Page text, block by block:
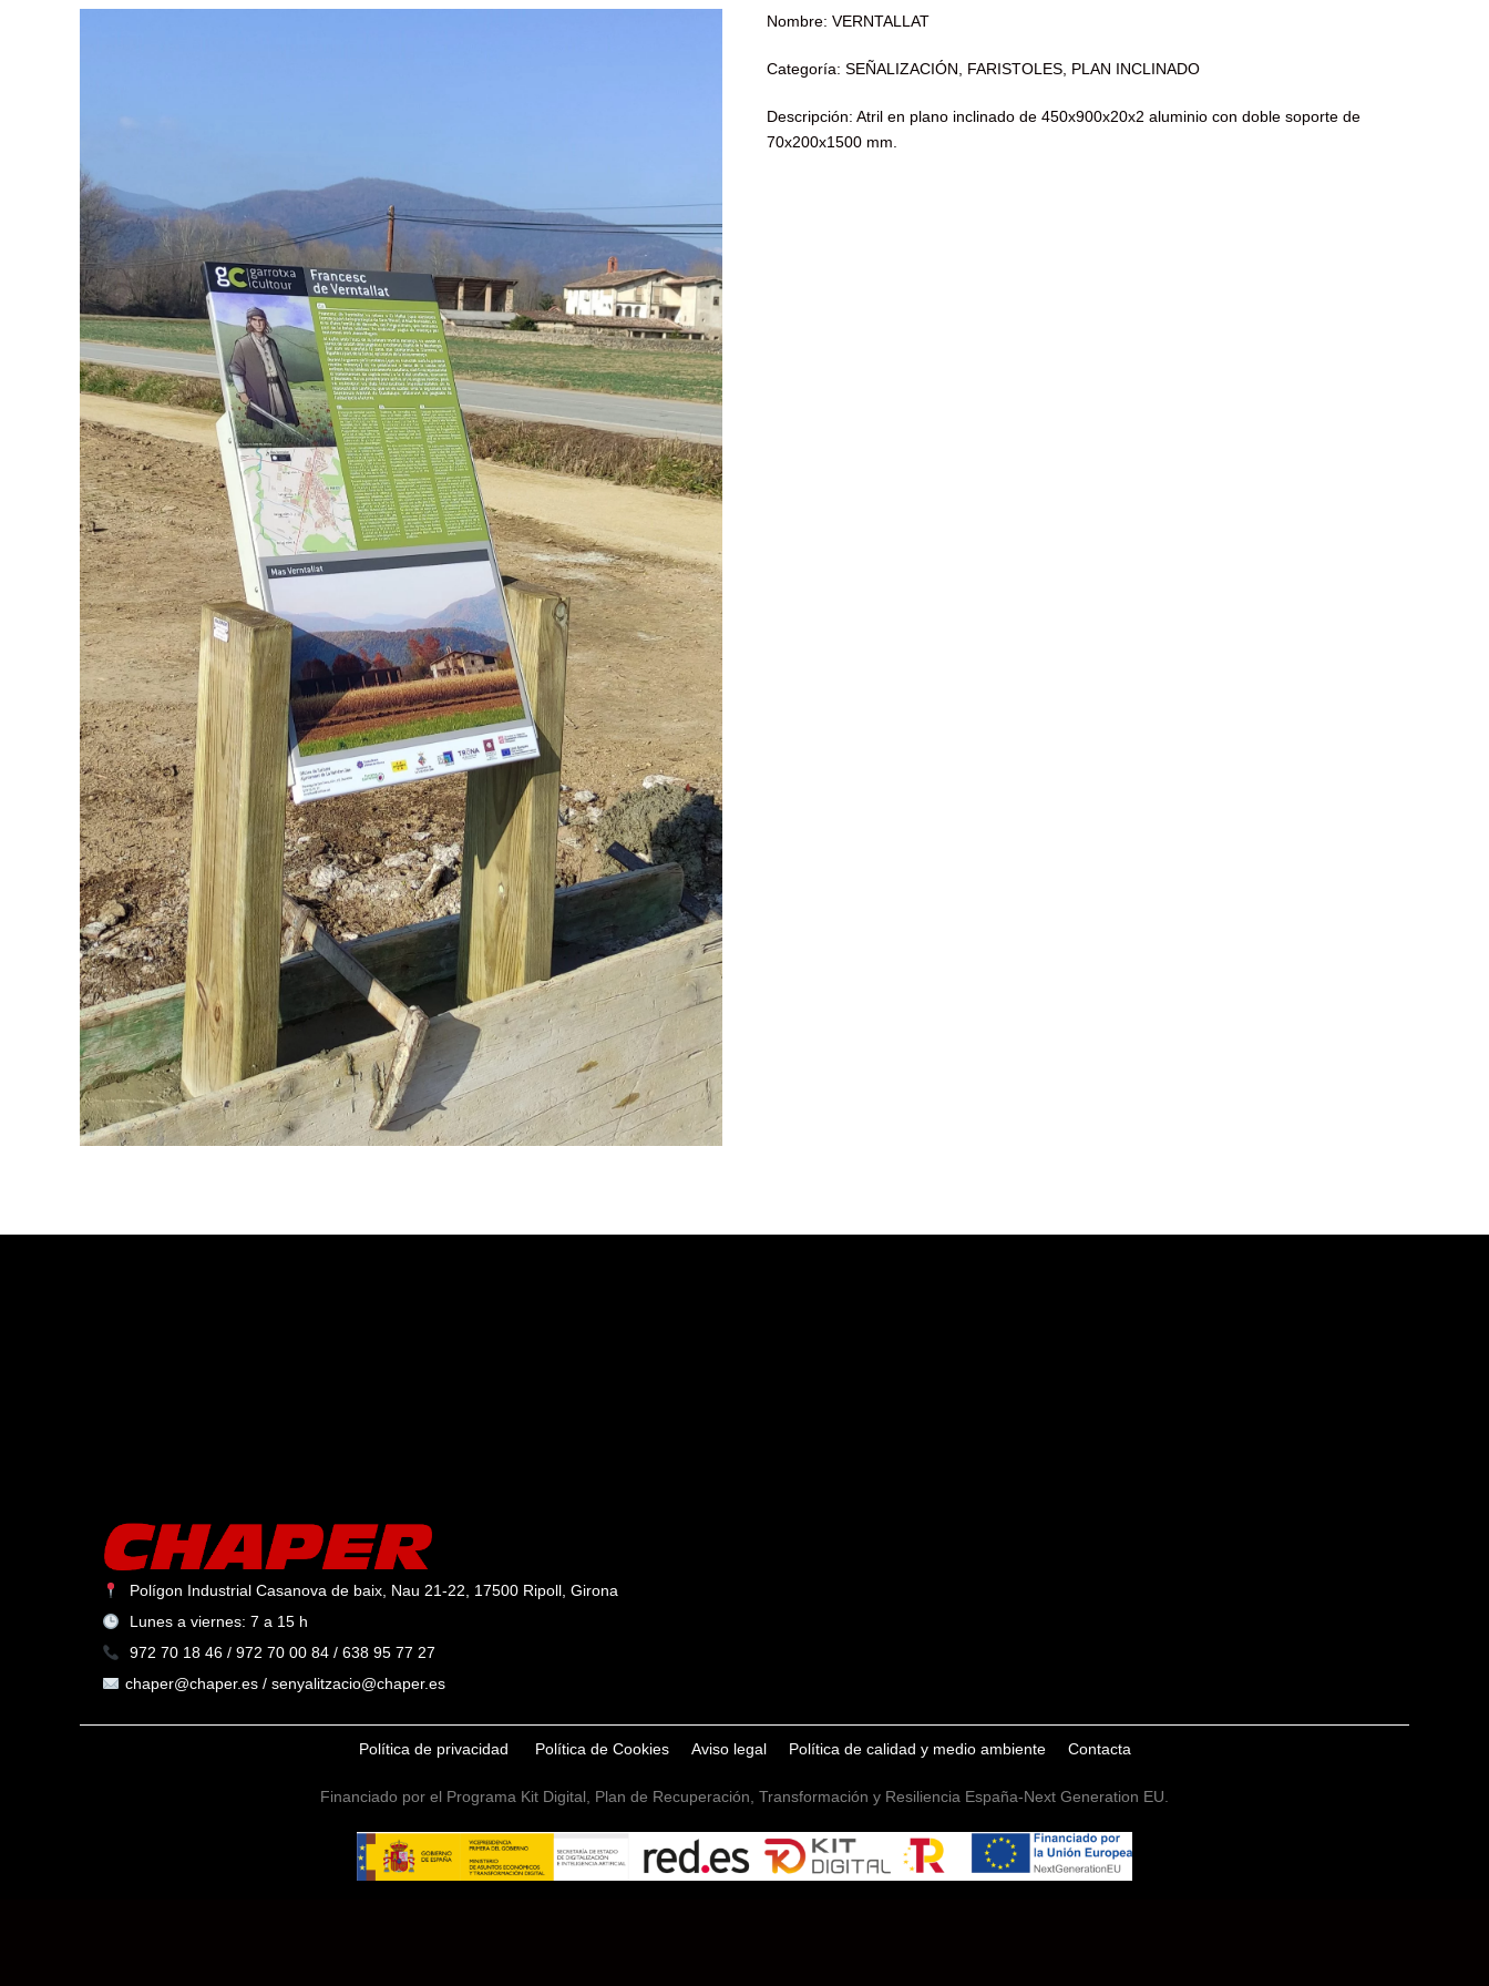
Nombre: VERNTALLAT
Categoría: SEÑALIZACIÓN, FARISTOLES, PLAN INCLINADO
Descripción: Atril en plano inclinado de 450x900x20x2 aluminio con doble soporte de
70x200x1500 mm.
Polígon Industrial Casanova de baix, Nau 21-22, 17500 Ripoll, Girona
Lunes a viernes: 7 a 15 h
972 70 18 46 / 972 70 00 84 / 638 95 77 27
chaper@chaper.es / senyalitzacio@chaper.es
Política de privacidad Política de Cookies Aviso legal Política de calidad y medio ambiente Contacta
Financiado por el Programa Kit Digital, Plan de Recuperación, Transformación y Resiliencia España-Next Generation EU.